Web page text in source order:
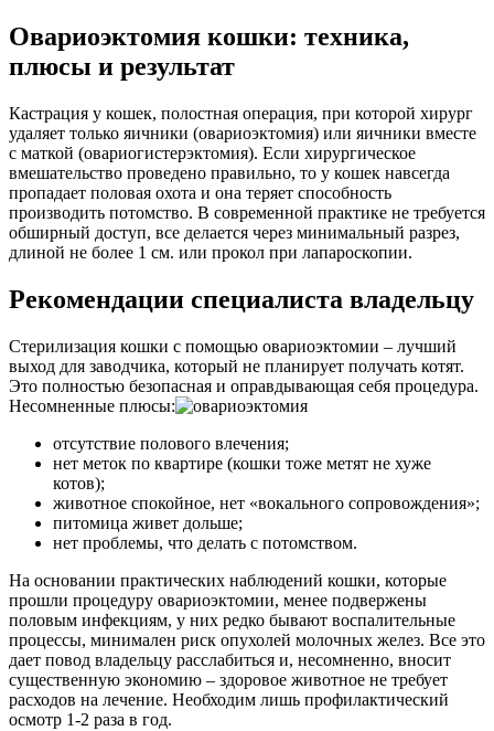
Овариоэктомия кошки: техника,
плюсы и результат
Кастрация у кошек, полостная операция, при которой хирург
удаляет только яичники (овариоэктомия) или яичники вместе
с маткой (овариогистерэктомия). Если хирургическое
вмешательство проведено правильно, то у кошек навсегда
пропадает половая охота и она теряет способность
производить потомство. В современной практике не требуется
обширный доступ, все делается через минимальный разрез,
длиной не более 1 см. или прокол при лапароскопии.
Рекомендации специалиста владельцу
Стерилизация кошки с помощью овариоэктомии – лучший
выход для заводчика, который не планирует получать котят.
Это полностью безопасная и оправдывающая себя процедура.
Несомненные плюсы:
отсутствие полового влечения;
нет меток по квартире (кошки тоже метят не хуже
котов);
животное спокойное, нет «вокального сопровождения»;
питомица живет дольше;
нет проблемы, что делать с потомством.
На основании практических наблюдений кошки, которые
прошли процедуру овариоэктомии, менее подвержены
половым инфекциям, у них редко бывают воспалительные
процессы, минимален риск опухолей молочных желез. Все это
дает повод владельцу расслабиться и, несомненно, вносит
существенную экономию – здоровое животное не требует
расходов на лечение. Необходим лишь профилактический
осмотр 1-2 раза в год.